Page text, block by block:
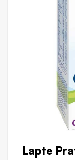
Lapte